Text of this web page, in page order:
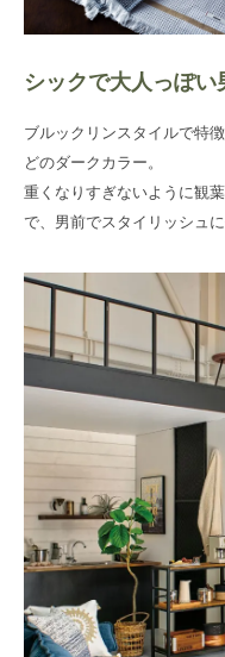
シックで大人っぽ
ブルックリンスタイルで特
どのダークカラー。
重くなりすぎないように観
で、男前でスタイリッシュに